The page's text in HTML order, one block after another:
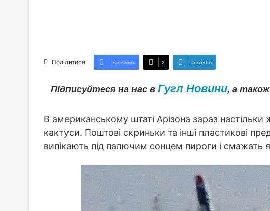
Поділитися Facebook X LinkedIn
Підписуйтеся на нас в Гугл Новини, а
В американському штаті Арізона зараз
кактуси. Поштові скриньки та інші пластикові
випікають під палючим сонцем пироги і смажать